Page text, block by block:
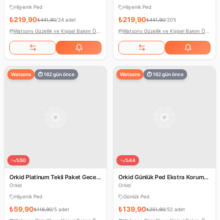
Hijyenik Ped
₺219,90₺441,90/24 adet
Hijyenik Ped
₺219,90₺441,90/20'li
Watsons ⏱162gün önce
%50
Orkid Platinum Tekli Paket Gece
Ekstra Plus
Orkid
Hijyenik Ped
₺59,90₺118,90/5 adet
Watsons ⏱162gün önce
%44
Orkid Günlük Ped Ekstra Koruma
Uzun
Orkid
Günlük Ped
₺139,90₺251,90/52 adet